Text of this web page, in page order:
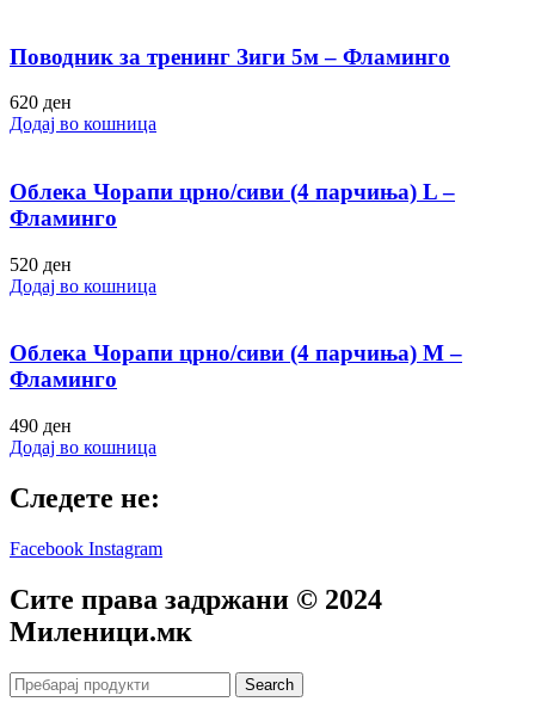
Поводник за тренинг Зиги 5м – Фламинго
620 ден
Додај во кошница
Облека Чорапи црно/сиви (4 парчиња) L –
Фламинго
520 ден
Додај во кошница
Облека Чорапи црно/сиви (4 парчиња) M –
Фламинго
490 ден
Додај во кошница
Следете не:
Facebook Instagram
Сите права задржани © 2024
Mиленици.мк
Search